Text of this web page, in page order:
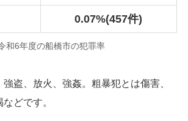
0.07%(457件)
和6年度の船橋市の犯罪率
盗、放火、強姦。粗暴犯とは傷害、
どです。